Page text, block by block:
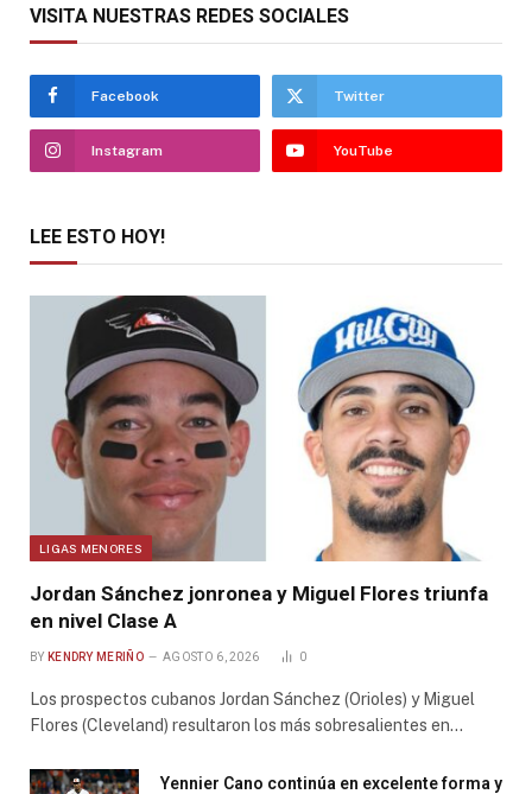
VISITA NUESTRAS REDES SOCIALES
Facebook Twitter
Instagram YouTube
LEE ESTO HOY!
LIGAS MENORES
Jordan Sánchez jonronea y Miguel Flores triunfa
en nivel Clase A
BY KENDRY MERIÑO AGOSTO 6, 2026 0
Los prospectos cubanos Jordan Sánchez (Orioles) y Miguel
Flores (Cleveland) resultaron los más sobresalientes en…
Yennier Cano continúa en excelente forma y